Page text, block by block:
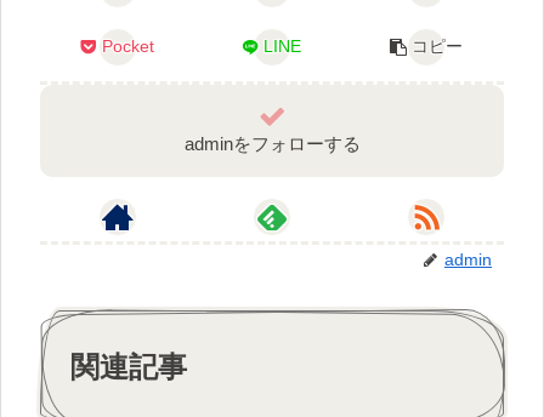
Pocket LINE コピー
adminをフォローする
admin
関連記事